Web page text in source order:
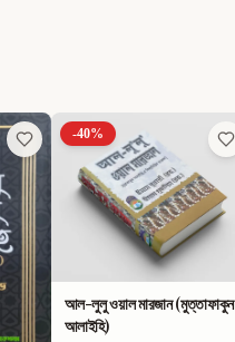
-40%
আল-লুলু ওয়াল মারজান (মুত্তাফাকুন
আলাইহি)